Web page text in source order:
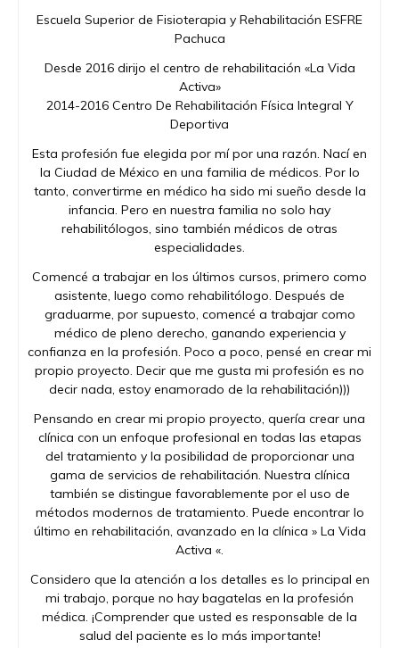
Escuela Superior de Fisioterapia y Rehabilitación ESFRE
Pachuca
Desde 2016 dirijo el centro de rehabilitación «La Vida
Activa»
2014-2016 Centro De Rehabilitación Física Integral Y
Deportiva
Esta profesión fue elegida por mí por una razón. Nací en
la Ciudad de México en una familia de médicos. Por lo
tanto, convertirme en médico ha sido mi sueño desde la
infancia. Pero en nuestra familia no solo hay
rehabilitólogos, sino también médicos de otras
especialidades.
Comencé a trabajar en los últimos cursos, primero como
asistente, luego como rehabilitólogo. Después de
graduarme, por supuesto, comencé a trabajar como
médico de pleno derecho, ganando experiencia y
confianza en la profesión. Poco a poco, pensé en crear mi
propio proyecto. Decir que me gusta mi profesión es no
decir nada, estoy enamorado de la rehabilitación)))
Pensando en crear mi propio proyecto, quería crear una
clínica con un enfoque profesional en todas las etapas
del tratamiento y la posibilidad de proporcionar una
gama de servicios de rehabilitación. Nuestra clínica
también se distingue favorablemente por el uso de
métodos modernos de tratamiento. Puede encontrar lo
último en rehabilitación, avanzado en la clínica » La Vida
Activa «.
Considero que la atención a los detalles es lo principal en
mi trabajo, porque no hay bagatelas en la profesión
médica. ¡Comprender que usted es responsable de la
salud del paciente es lo más importante!